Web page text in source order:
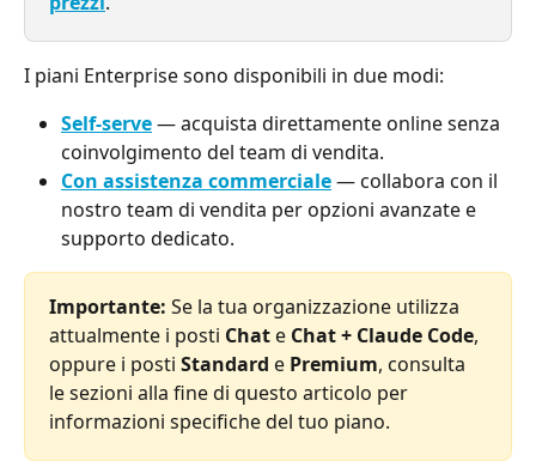
I piani Enterprise sono disponibili in due modi:
Self-serve — acquista direttamente online senza
coinvolgimento del team di vendita.
Con assistenza commerciale — collabora con il
nostro team di vendita per opzioni avanzate e
supporto dedicato.
Importante: Se la tua organizzazione utilizza
attualmente i posti Chat e Chat + Claude Code,
oppure i posti Standard e Premium, consulta
le sezioni alla fine di questo articolo per
informazioni specifiche del tuo piano.